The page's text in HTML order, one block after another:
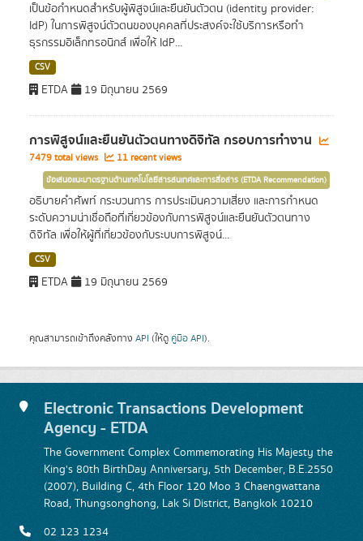
เป็นข้อกำหนดสำหรับผู้พิสูจน์และยืนยันตัวตน (identity provider:
IdP) ในการพิสูจน์ตัวตนของบุคคลที่ประสงค์จะใช้บริการหรือทำ
ธุรกรรมอิเล็กทรอนิกส์ เพื่อให้ IdP...
CSV
ETDA 19 มิถุนายน 2569
การพิสูจน์และยืนยันตัวตนทางดิจิทัล กรอบการทำงาน
7479 total views 11 recent views
ข้อเสนอแนะมาตรฐานด้านเทคโนโลยีสารสนเทศและการสื่อสาร (ETDA Recommendation)
อธิบายคำศัพท์ กระบวนการ การประเมินความเสี่ยง และการกำหนด
ระดับความน่าเชื่อถือที่เกี่ยวข้องกับการพิสูจน์และยืนยันตัวตนทาง
ดิจิทัล เพื่อให้ผู้ที่เกี่ยวข้องกับระบบการพิสูจน์...
CSV
ETDA 19 มิถุนายน 2569
คุณสามารถเข้าถึงคลังทาง API (ให้ดู คู่มือ API).
Electronic Transactions Development
Agency - ETDA
The Government Complex Commemorating His Majesty the
King's 80th BirthDay Anniversary, 5th December, B.E.2550
(2007), Building C, 4th Floor 120 Moo 3 Chaengwattana
Road, Thungsonghong, Lak Si District, Bangkok 10210
02 123 1234